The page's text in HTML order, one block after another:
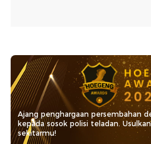
Ajang penghargaan persembahan
kepada sosok polisi teladan.
sekitarmu!